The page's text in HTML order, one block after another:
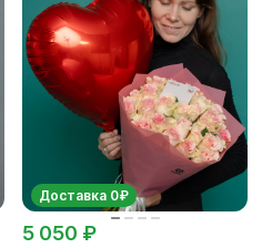
Доставка 0₽
5 050 ₽